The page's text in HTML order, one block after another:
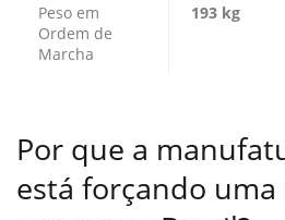
Peso em
Ordem de
Marcha
193 kg
Por que a
está forçando uma